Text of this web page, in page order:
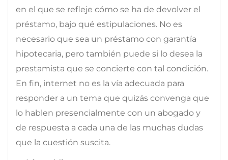
en el que se refleje cómo se ha de devolver el
préstamo, bajo qué estipulaciones. No es
necesario que sea un préstamo con garantía
hipotecaria, pero también puede si lo desea la
prestamista que se concierte con tal condición.
En fin, internet no es la vía adecuada para
responder a un tema que quizás convenga que
lo hablen presencialmente con un abogado y
de respuesta a cada una de las muchas dudas
que la cuestión suscita.